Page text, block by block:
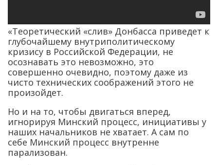
«Теоретический «слив» Донбасса приведет к
глубочайшему внутриполитическому
кризису в Российской Федерации, не
осознавать это невозможно, это
совершенно очевидно, поэтому даже из
чисто технических соображений этого не
произойдет.
Но и на то, чтобы двигаться вперед,
игнорируя Минский процесс, инициативы у
наших начальников не хватает. А сам по
себе Минский процесс внутренне
парализован.